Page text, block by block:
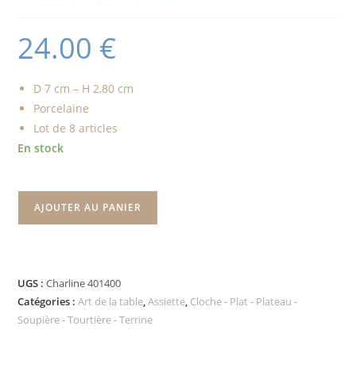
24.00 €
D 7 cm – H 2,80 cm
Porcelaine
Lot de 8 articles
En stock
AJOUTER AU PANIER
UGS :Charline 401400
Catégories :Art de la table,Assiette, Cloche - Plat - Plateau -
Soupière - Tourtière - Terrine